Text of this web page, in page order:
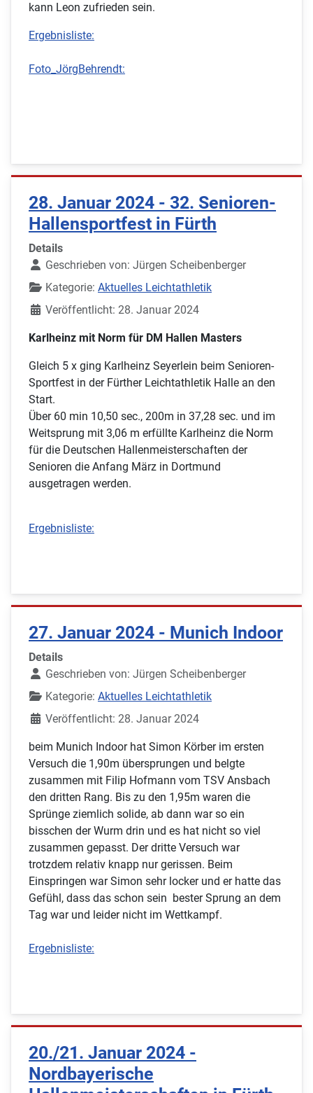
kann Leon zufrieden sein.
Ergebnisliste:
Foto_JörgBehrendt:
28. Januar 2024 - 32. Senioren-
Hallensportfest in Fürth
Details
Geschrieben von: Jürgen Scheibenberger
Kategorie: Aktuelles Leichtathletik
Veröffentlicht: 28. Januar 2024
Karlheinz mit Norm für DM Hallen Masters
Gleich 5 x ging Karlheinz Seyerlein beim Senioren-
Sportfest in der Fürther Leichtathletik Halle an den
Start.
Über 60 min 10,50 sec., 200m in 37,28 sec. und im
Weitsprung mit 3,06 m erfüllte Karlheinz die Norm
für die Deutschen Hallenmeisterschaften der
Senioren die Anfang März in Dortmund
ausgetragen werden.
Ergebnisliste:
27. Januar 2024 - Munich Indoor
Details
Geschrieben von: Jürgen Scheibenberger
Kategorie: Aktuelles Leichtathletik
Veröffentlicht: 28. Januar 2024
beim Munich Indoor hat Simon Körber im ersten
Versuch die 1,90m übersprungen und belgte
zusammen mit Filip Hofmann vom TSV Ansbach
den dritten Rang. Bis zu den 1,95m waren die
Sprünge ziemlich solide, ab dann war so ein
bisschen der Wurm drin und es hat nicht so viel
zusammen gepasst. Der dritte Versuch war
trotzdem relativ knapp nur gerissen. Beim
Einspringen war Simon sehr locker und er hatte das
Gefühl, dass das schon sein bester Sprung an dem
Tag war und leider nicht im Wettkampf.
Ergebnisliste:
20./21. Januar 2024 -
Nordbayerische